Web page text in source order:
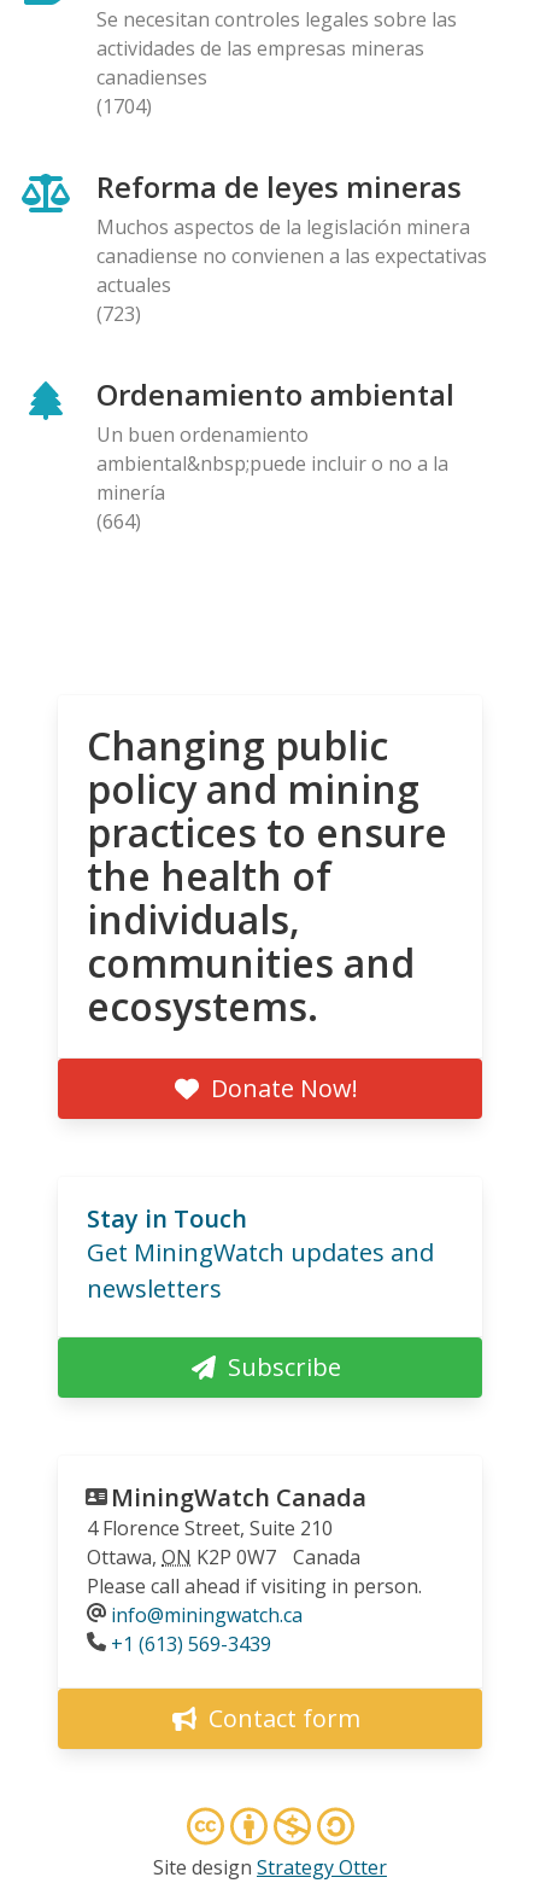
Se necesitan controles legales sobre las
actividades de las empresas mineras
canadienses
(1704)
Reforma de leyes mineras
Muchos aspectos de la legislación minera
canadiense no convienen a las expectativas
actuales
(723)
Ordenamiento ambiental
Un buen ordenamiento
ambiental&nbsp;puede incluir o no a la
minería
(664)
Changing public
policy and mining
practices to ensure
the health of
individuals,
communities and
ecosystems.
Donate Now!
Stay in Touch
Get MiningWatch updates and
newsletters
Subscribe
MiningWatch Canada
4 Florence Street, Suite 210
Ottawa, ON K2P 0W7
Canada
Please call ahead if visiting in person.
info@miningwatch.ca
Phone
+1 (613) 569-3439
Contact form
Site design Strategy Otter